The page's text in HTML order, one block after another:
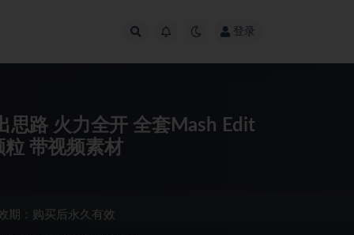
登录
思路 火力全开 全套Mash Edit
粒 带视频素材
期：购买后永久有效